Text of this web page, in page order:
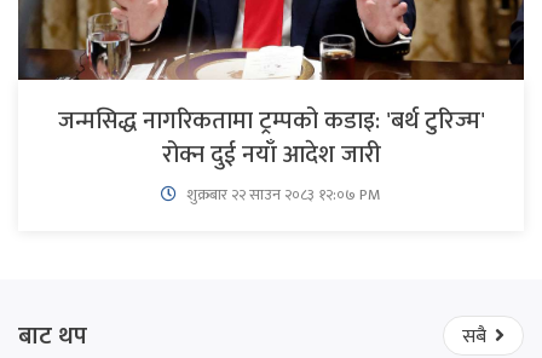
जन्मसिद्ध नागरिकतामा ट्रम्पको कडाइ: 'बर्थ टुरिज्म'
रोक्न दुई नयाँ आदेश जारी
शुक्रबार​ २२ साउन २०८३ १२:०७ PM
बाट थप सबै